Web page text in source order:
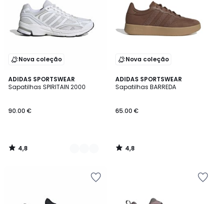
Nova coleção
ADIDAS SPORTSWEAR
Sapatilhas SPIRITAIN 2000
90.00 €
4,8
/ 5
3
Cores
4,8
/
Nova coleção
ADIDAS SPORTSWEAR
Sapatilhas BARREDA
65.00 €
4,8
/ 5
4,8
/